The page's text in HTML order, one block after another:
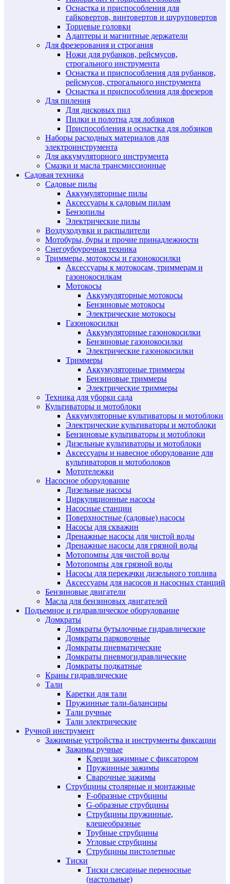
Оснастка и приспособления для
гайковертов, винтовертов и шуруповертов
Торцевые головки
Адаптеры и магнитные держатели
Для фрезерования и строгания
Ножи для рубанков, рейсмусов,
строгального инструмента
Оснастка и приспособления для рубанков,
рейсмусов, строгального инструмента
Оснастка и приспособления для фрезеров
Для пиления
Для дисковых пил
Пилки и полотна для лобзиков
Приспособления и оснастка для лобзиков
Наборы расходных материалов для
электроинструмента
Для аккумуляторного инструмента
Смазки и масла трансмиссионные
Садовая техника
Садовые пилы
Аккумуляторные пилы
Аксессуары к садовым пилам
Бензопилы
Электрические пилы
Воздуходувки и распылители
Мотобуры, буры и прочие принадлежности
Снегоубоурочная техника
Триммеры, мотокосы и газонокосилки
Аксессуары к мотокосам, триммерам и
газонокосилкам
Мотокосы
Аккумуляторные мотокосы
Бензиновые мотокосы
Электрические мотокосы
Газонокосилки
Аккумуляторные газонокосилки
Бензиновые газонокосилки
Электрические газонокосилки
Триммеры
Аккумуляторные триммеры
Бензиновые триммеры
Электрические триммеры
Техника для уборки сада
Культиваторы и мотоблоки
Аккумуляторные культиваторы и мотоблоки
Электрические культиваторы и мотоблоки
Бензиновые культиваторы и мотоблоки
Дизельные культиваторы и мотоблоки
Аксессуары и навесное оборудование для
культиваторов и мотоболоков
Мототележки
Насосное оборудование
Дизельные насосы
Циркуляционные насосы
Насосные станции
Поверхностные (садовые) насосы
Насосы для скважин
Дренажные насосы для чистой воды
Дренажные насосы для грязной воды
Мотопомпы для чистой воды
Мотопомпы для грязной воды
Насосы для перекачки дизельного топлива
Аксессуары для насосов и насосных станций
Бензиновые двигатели
Масла для бензиновых двигателей
Подъемное и гидравлическое оборудование
Домкраты
Домкраты бутылочные гидравлические
Домкраты парковочные
Домкраты пневматические
Домкраты пневмогидравлические
Домкраты подкатные
Краны гидравлические
Тали
Каретки для тали
Пружинные тали-балансиры
Тали ручные
Тали электрические
Ручной инструмент
Зажимные устройства и инструменты фиксации
Зажимы ручные
Клещи зажимные с фиксатором
Пружинные зажимы
Сварочные зажимы
Струбцины столярные и монтажные
F-образные струбцины
G-образные струбцины
Струбцины пружинные,
клещеобразные
Трубные струбцины
Угловые струбцины
Струбцины пистолетные
Тиски
Тиски слесарные переносные
(настольные)